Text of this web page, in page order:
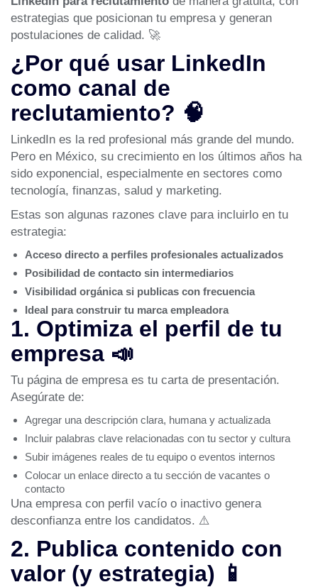
estrategias que posicionan tu empresa y generan
postulaciones de calidad. 🚀
¿Por qué usar LinkedIn
como canal de
reclutamiento? 🧠
LinkedIn es la red profesional más grande del mundo.
Pero en México, su crecimiento en los últimos años ha
sido exponencial, especialmente en sectores como
tecnología, finanzas, salud y marketing.
Estas son algunas razones clave para incluirlo en tu
estrategia:
Acceso directo a perfiles profesionales actualizados
Posibilidad de contacto sin intermediarios
Visibilidad orgánica si publicas con frecuencia
Ideal para construir tu marca empleadora
1. Optimiza el perfil de tu
empresa 📣
Tu página de empresa es tu carta de presentación.
Asegúrate de:
Agregar una descripción clara, humana y actualizada
Incluir palabras clave relacionadas con tu sector y cultura
Subir imágenes reales de tu equipo o eventos internos
Colocar un enlace directo a tu sección de vacantes o
contacto
Una empresa con perfil vacío o inactivo genera
desconfianza entre los candidatos. ⚠️
2. Publica contenido con
valor (y estrategia) 📱